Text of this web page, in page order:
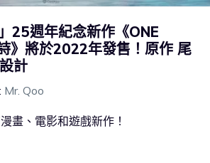
」25週年紀念新作《ONE
》將於2022年發售！原作 尾
計
Mr. Qoo
畫、電影和遊戲新作！